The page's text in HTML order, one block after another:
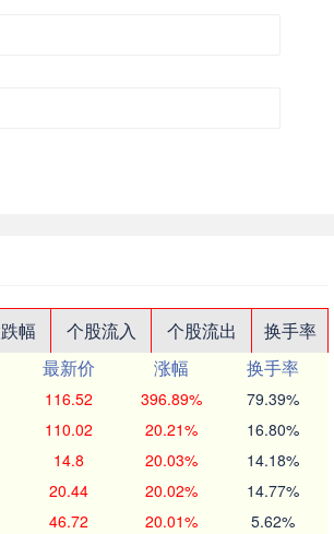
幅 个股流入 个股流出
换手率
最新价 涨幅
换手率
116.52 396.89% 79.39%
110.02 20.21% 16.80%
14.8 20.03% 14.18%
20.44 20.02% 14.77%
46.72 20.01% 5.62%